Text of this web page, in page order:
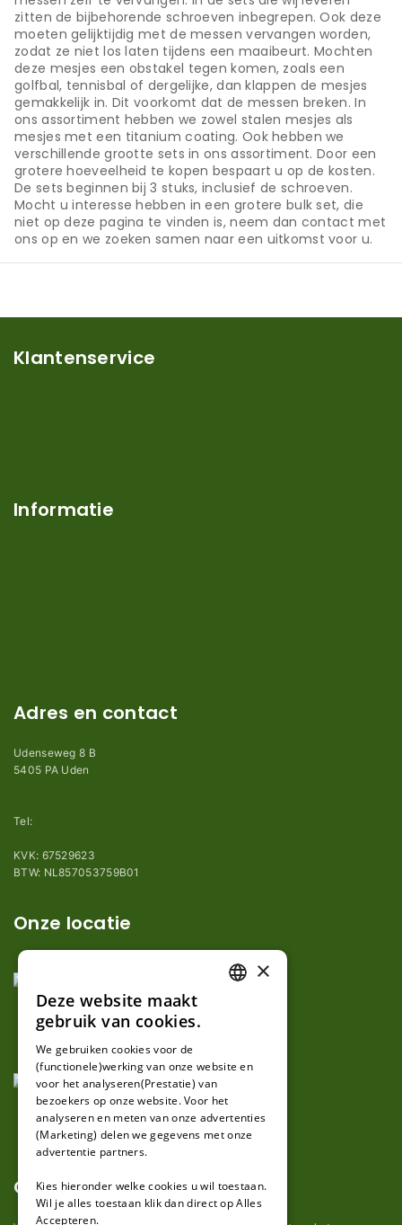
zitten de bijbehorende schroeven inbegrepen. Ook deze
moeten gelijktijdig met de messen vervangen worden,
zodat ze niet los laten tijdens een maaibeurt. Mochten
deze mesjes een obstakel tegen komen, zoals een
golfbal, tennisbal of dergelijke, dan klappen de mesjes
gemakkelijk in. Dit voorkomt dat de messen breken. In
ons assortiment hebben we zowel stalen mesjes als
mesjes met een titanium coating. Ook hebben we
verschillende grootte sets in ons assortiment. Door een
grotere hoeveelheid te kopen bespaart u op de kosten.
De sets beginnen bij 3 stuks, inclusief de schroeven.
Mocht u interesse hebben in een grotere bulk set, die
niet op deze pagina te vinden is, neem dan contact met
ons op en we zoeken samen naar een uitkomst voor u.
Klantenservice
Informatie
Adres en contact
Udenseweg 8 B
5405 PA Uden
Tel:
KVK: 67529623
BTW: NL857053759B01
Onze locatie
Over ons
GERMAN
×
Deze website maakt
gebruik van cookies.
We gebruiken cookies voor de
(functionele)werking van onze website en
voor het analyseren(Prestatie) van
bezoekers op onze website. Voor het
analyseren en meten van onze advertenties
(Marketing) delen we gegevens met onze
advertentie partners.
Kies hieronder welke cookies u wil toestaan.
Wil je alles toestaan klik dan direct op Alles
Accepteren.